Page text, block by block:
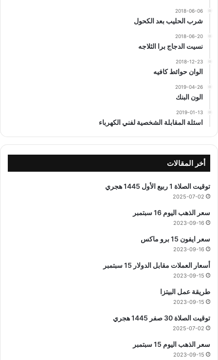
2018-06-06
شرب الحليب بعد الكحول
2018-06-20
نسيت الدجاج برا الثلاجه
2018-12-23
الوان حوائط كافيه
2019-04-26
الون البنك
2019-01-13
اسئلة المقابلة الشخصية لفني الكهرباء
أخر المقالات
توقيت الصلاة 1 ربيع الأول 1445 هجري
2025-07-02
سعر الذهب اليوم 16 سبتمبر
2023-09-16
سعر ايفون 15 برو ماكس
2023-09-16
أسعار العملات مقابل الدولار 15 سبتمبر
2023-09-15
طريقة عمل البيتزا
2023-09-15
توقيت الصلاة 30 صفر 1445 هجري
2025-07-02
سعر الذهب اليوم 15 سبتمبر
2023-09-15